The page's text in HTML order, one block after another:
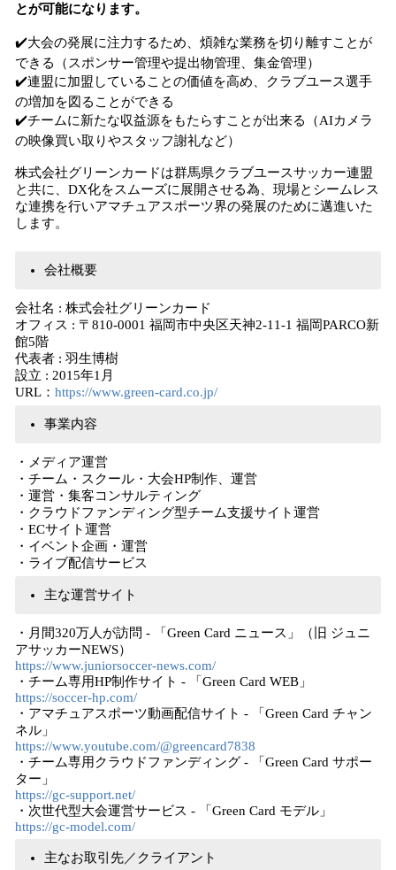
とが可能になります。
✔️大会の発展に注力するため、煩雑な業務を切り離すことが
できる（スポンサー管理や提出物管理、集金管理）
✔️連盟に加盟していることの価値を高め、クラブユース選手
の増加を図ることができる
✔️チームに新たな収益源をもたらすことが出来る（AIカメラ
の映像買い取りやスタッフ謝礼など）
株式会社グリーンカードは群馬県クラブユースサッカー連盟
と共に、DX化をスムーズに展開させる為、現場とシームレス
な連携を行いアマチュアスポーツ界の発展のために邁進いた
します。
会社概要​
会社名 : 株式会社グリーンカード
オフィス : 〒810-0001 福岡市中央区天神2-11-1 福岡PARCO新
館5階
代表者 : 羽生博樹
設立 : 2015年1月
URL： https://www.green-card.co.jp/
事業内容
・メディア運営
・チーム・スクール・大会HP制作、運営
・運営・集客コンサルティング
・クラウドファンディング型チーム支援サイト運営
・ECサイト運営
・イベント企画・運営
・ライブ配信サービス
主な運営サイト
・月間320万人が訪問 - 「Green Card ニュース」（旧 ジュニ
アサッカーNEWS）
https://www.juniorsoccer-news.com/
・チーム専用HP制作サイト - 「Green Card WEB」
https://soccer-hp.com/
・アマチュアスポーツ動画配信サイト - 「Green Card チャン
ネル」
https://www.youtube.com/@greencard7838
・チーム専用クラウドファンディング - 「Green Card サポー
ター」
https://gc-support.net/
・次世代型大会運営サービス - 「Green Card モデル」
https://gc-model.com/
主なお取引先／クライアント